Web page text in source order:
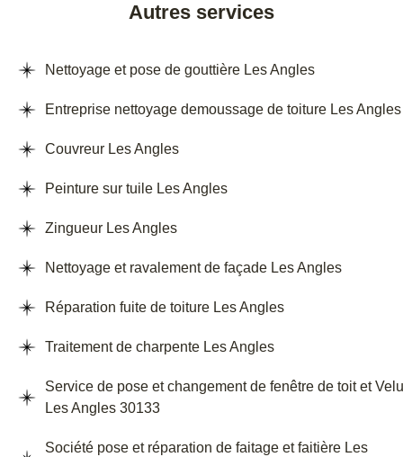
Autres services
Nettoyage et pose de gouttière Les Angles
Entreprise nettoyage demoussage de toiture Les Angles
Couvreur Les Angles
Peinture sur tuile Les Angles
Zingueur Les Angles
Nettoyage et ravalement de façade Les Angles
Réparation fuite de toiture Les Angles
Traitement de charpente Les Angles
Service de pose et changement de fenêtre de toit et
Les Angles 30133
Société pose et réparation de faitage et faitière Les